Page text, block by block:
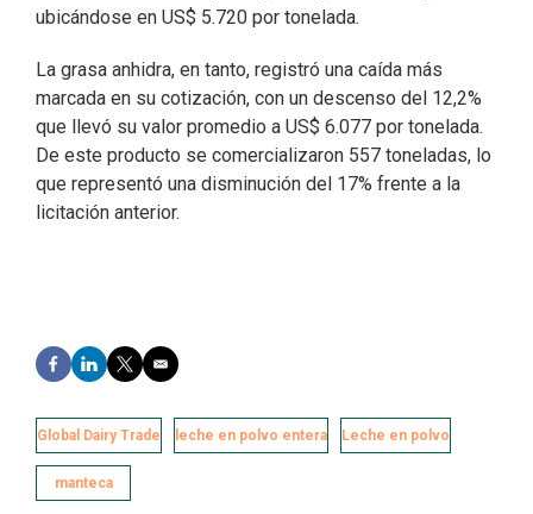
ubicándose en US$ 5.720 por tonelada.
La grasa anhidra, en tanto, registró una caída más
marcada en su cotización, con un descenso del 12,2%
que llevó su valor promedio a US$ 6.077 por tonelada.
De este producto se comercializaron 557 toneladas, lo
que representó una disminución del 17% frente a la
licitación anterior.
F
a
e
b
o
o
L
i
k
e
d
I
T
w
t
t
r
E
m
i
l
Global Dairy Trade leche en polvo entera Leche en polvo
manteca